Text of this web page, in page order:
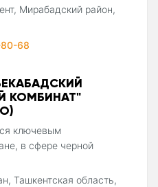
Мирабадский район,
68
КОМБИНАТ"
ключевым
в сфере черной
Ташкентская область,